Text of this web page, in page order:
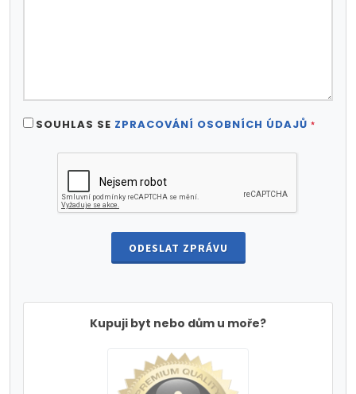
SOUHLAS SE ZPRACOVÁNÍ OSOBNÍCH ÚDAJŮ *
ODESLAT ZPRÁVU
Kupuji byt nebo dům u moře?